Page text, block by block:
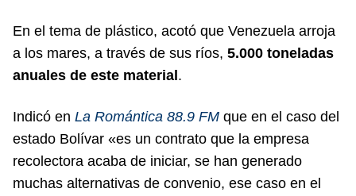
En el tema de plástico, acotó que Venezuela arroja
a los mares, a través de sus ríos, 5.000 toneladas
anuales de este material.
Indicó en La Romántica 88.9 FM que en el caso del
estado Bolívar «es un contrato que la empresa
recolectora acaba de iniciar, se han generado
muchas alternativas de convenio, ese caso en el